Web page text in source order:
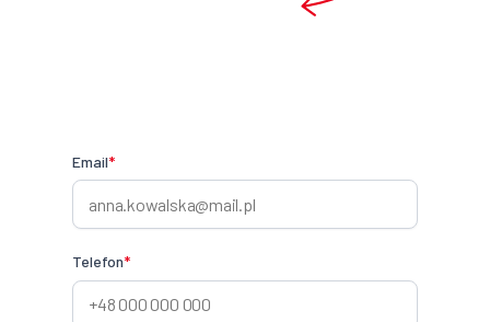
Email*
Telefon*